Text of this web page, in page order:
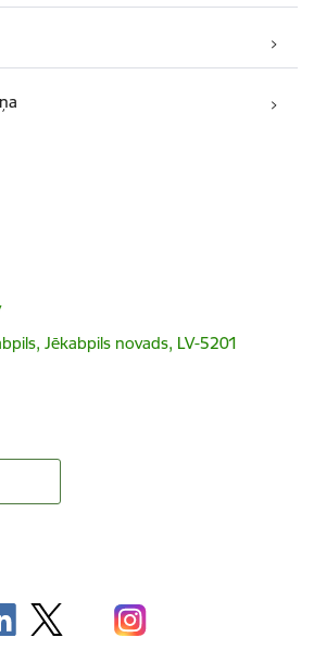
Jēkabpils novads, LV-5201